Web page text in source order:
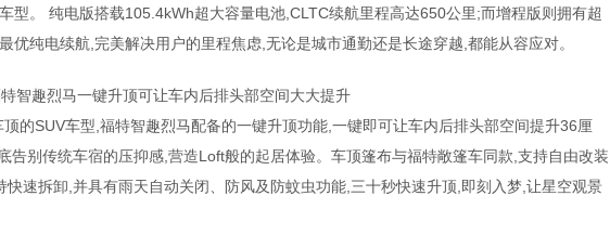
型。 纯电版搭载105.4kWh超大容量电池,CLTC续航里程高达650公里;而增程版则拥有超
优纯电续航,完美解决用户的里程焦虑,无论是城市通勤还是长途穿越,都能从容应对。
智趣烈马一键升顶可让车内后排头部空间大大提升
的SUV车型,福特智趣烈马配备的一键升顶功能,一键即可让车内后排头部空间提升36厘
告别传统车宿的压抑感,营造Loft般的起居体验。车顶篷布与福特敞篷车同款,支持自由改装
速拆卸,并具有雨天自动关闭、防风及防蚊虫功能,三十秒快速升顶,即刻入梦,让星空观景